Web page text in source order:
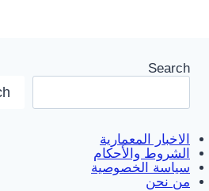
Search
الاخبار المعمارية
الشروط والأحكام
سياسة الخصوصية
من نحن